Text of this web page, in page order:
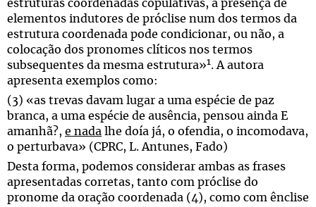
estruturas coordenadas copulativas, a presença de
elementos indutores de próclise num dos termos da
estrutura coordenada pode condicionar, ou não, a
colocação dos pronomes clíticos nos termos
subsequentes da mesma estrutura»1 . A autora
apresenta exemplos como:
(3) «as trevas davam lugar a uma espécie de paz
branca, a uma espécie de ausência, pensou ainda E
amanhã?, e nada lhe doía já, o ofendia, o incomodava,
o perturbava» (CPRC, L. Antunes, Fado)
Desta forma, podemos considerar ambas as frases
apresentadas corretas, tanto com próclise do
pronome da oração coordenada (4), como com ênclise